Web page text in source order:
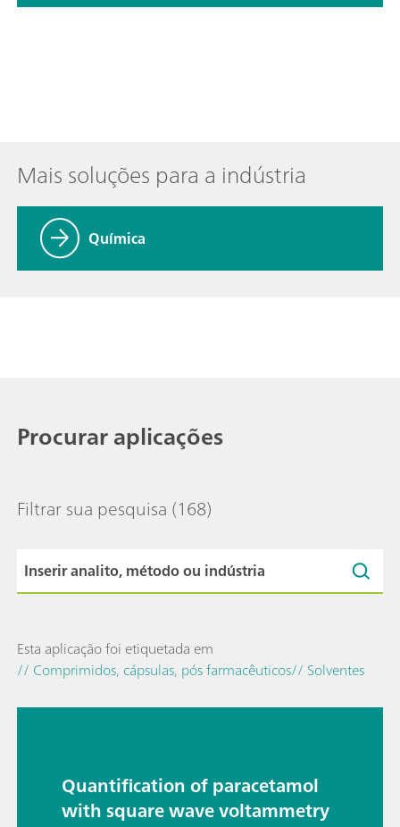
Mais soluções para a indústria
Química
Procurar aplicações
Filtrar sua pesquisa (168)
Esta aplicação foi etiquetada em
// Comprimidos, cápsulas, pós farmacêuticos// Solventes
Quantification of paracetamol
with square wave voltammetry